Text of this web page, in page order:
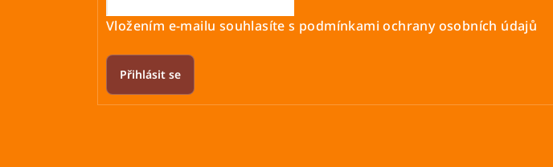
Vložením e-mailu souhlasíte s podmínkami ochrany osobních údajů
Přihlásit se